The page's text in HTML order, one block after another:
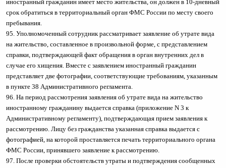
иностранный гражданин имеет место жительства, он должен в 10-дневный
срок обратиться в территориальный орган ФМС России по месту своего
пребывания.
95. Уполномоченный сотрудник рассматривает заявление об утрате вида
на жительство, составленное в произвольной форме, с представлением
справки, подтверждающей факт обращения в орган внутренних дел в
случае его хищения. Вместе с заявлением иностранный гражданин
представляет две фотографии, соответствующие требованиям, указанным
в пункте 38 Административного регламента.
96. На период рассмотрения заявления об утрате вида на жительство
иностранному гражданину выдается справка (приложение N 3 к
Административному регламенту), подтверждающая прием заявления к
рассмотрению. Лицу без гражданства указанная справка выдается с
фотографией, на которой проставляется печать территориального органа
ФМС России, принявшего заявление к рассмотрению.
97. После проверки обстоятельств утраты и подтверждения сообщенных